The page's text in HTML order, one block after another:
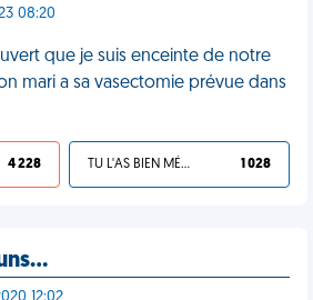
08:20
que je suis enceinte de notre
mari a sa vasectomie prévue dans
4 228 TU L'AS BIEN MÉRITÉ 1 028